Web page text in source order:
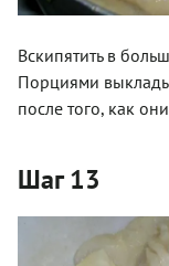
Вскипятить в
Порциями
после того, как
Шаг 13